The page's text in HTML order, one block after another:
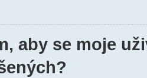
aby se moje